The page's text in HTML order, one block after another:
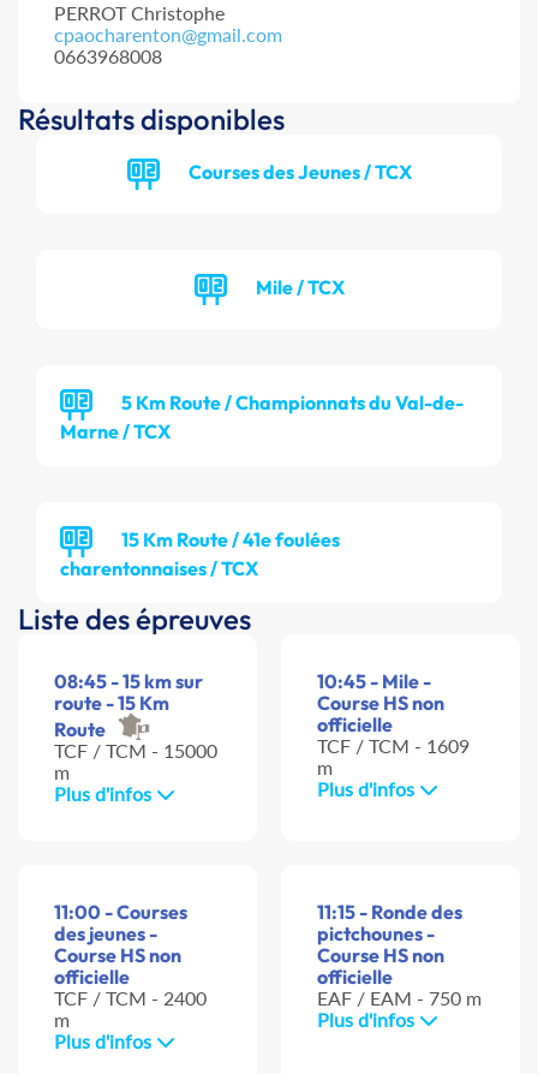
PERROT Christophe
cpaocharenton@gmail.com
0663968008
Résultats disponibles
Courses des Jeunes / TCX
Mile / TCX
5 Km Route / Championnats du Val-de-
Marne / TCX
15 Km Route / 41e foulées
charentonnaises / TCX
Liste des épreuves
08:45 - 15 km sur
route - 15 Km
Route
TCF / TCM - 15000
m
Plus d'infos
10:45 - Mile -
Course HS non
officielle
TCF / TCM - 1609
m
Plus d'infos
11:00 - Courses
des jeunes -
Course HS non
officielle
TCF / TCM - 2400
m
Plus d'infos
11:15 - Ronde des
pictchounes -
Course HS non
officielle
EAF / EAM - 750 m
Plus d'infos